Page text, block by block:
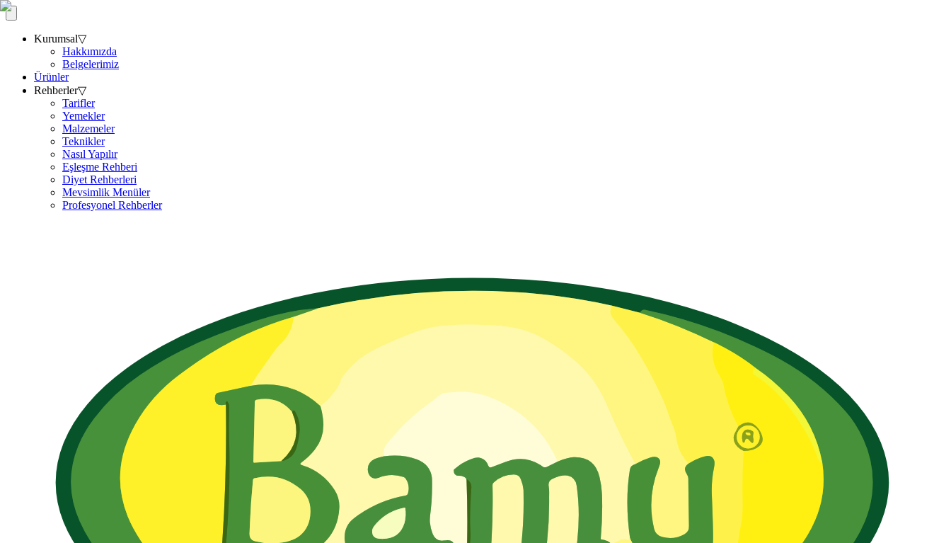
Kurumsal▽
Hakkımızda
Belgelerimiz
Ürünler
Rehberler▽
Tarifler
Yemekler
Malzemeler
Teknikler
Nasıl Yapılır
Eşleşme Rehberi
Diyet Rehberleri
Mevsimlik Menüler
Profesyonel Rehberler